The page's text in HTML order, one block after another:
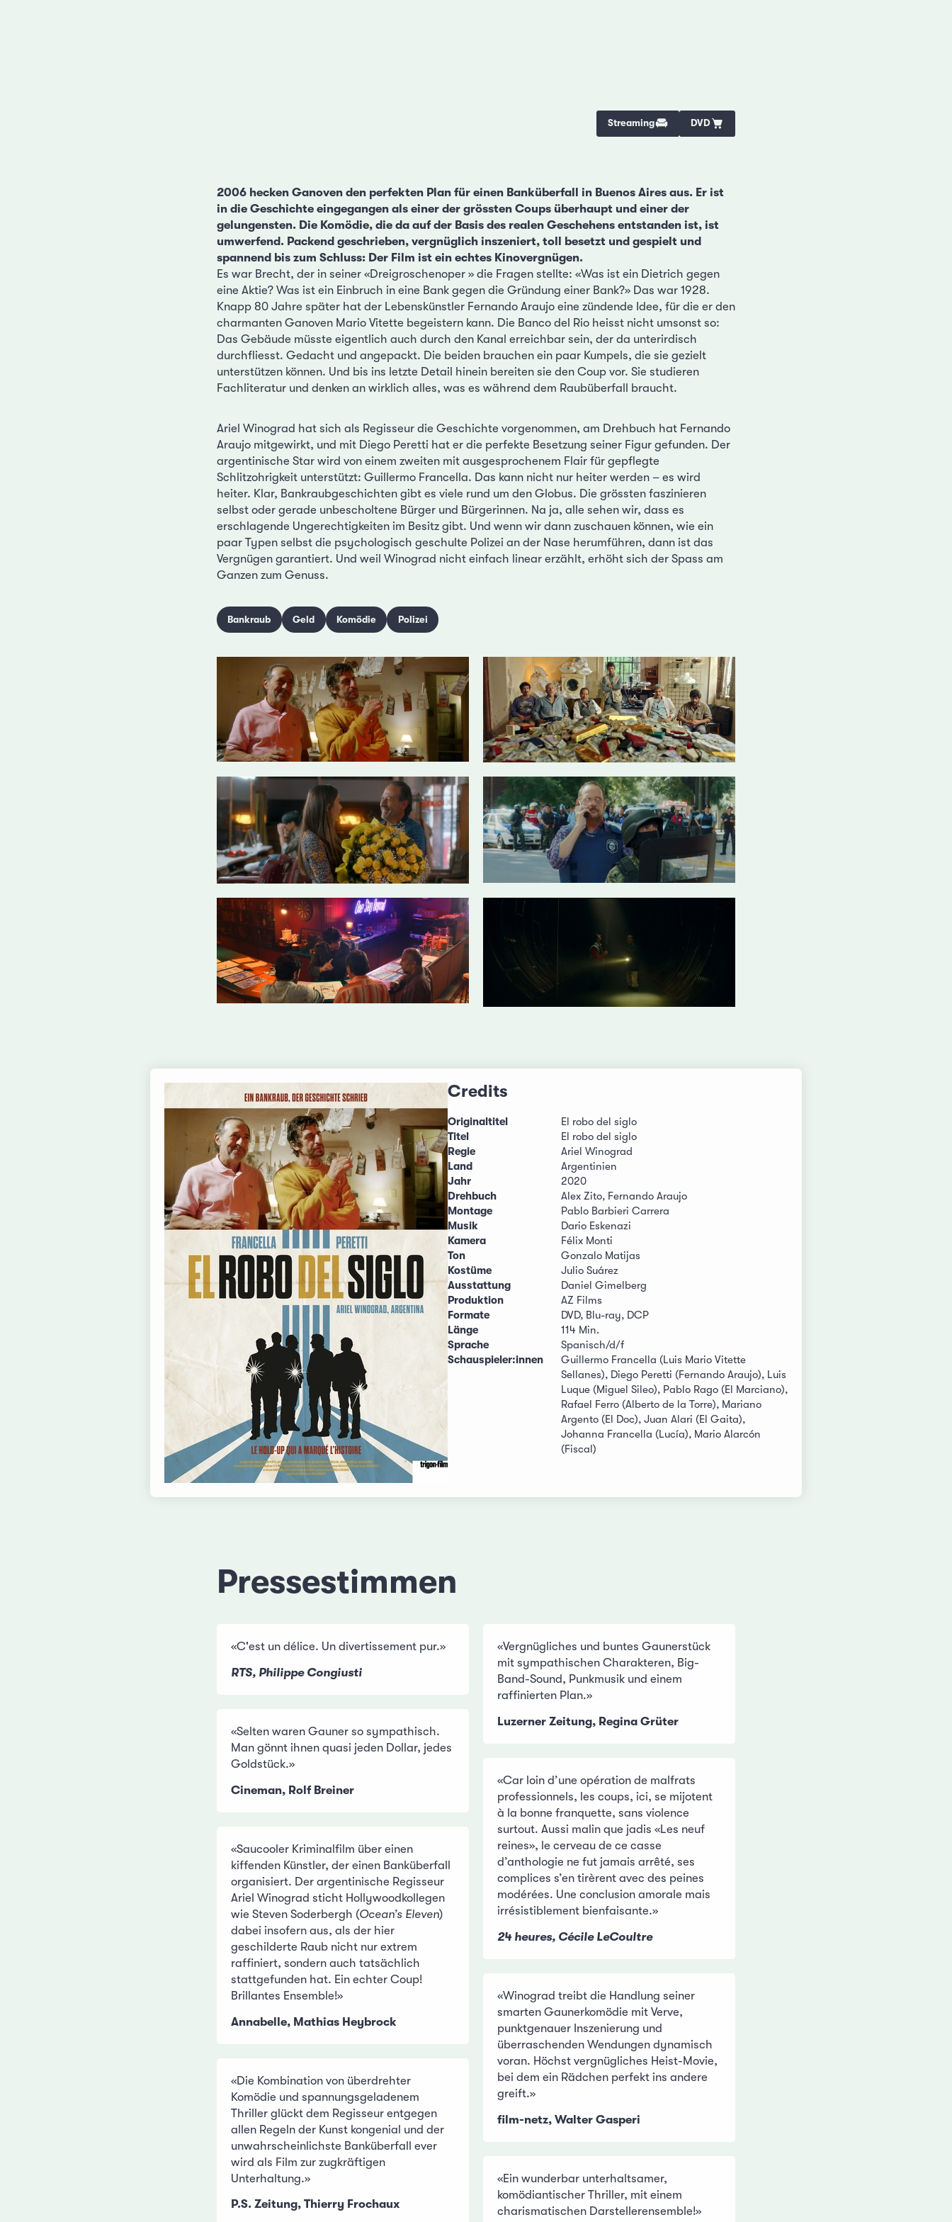
Streaming DVD
2006 hecken Ganoven den perfekten Plan für einen Banküberfall in Buenos Aires aus. Er ist
in die Geschichte eingegangen als einer der grössten Coups überhaupt und einer der
gelungensten. Die Komödie, die da auf der Basis des realen Geschehens entstanden ist, ist
umwerfend. Packend geschrieben, vergnüglich inszeniert, toll besetzt und gespielt und
spannend bis zum Schluss: Der Film ist ein echtes Kinovergnügen.
Es war Brecht, der in seiner «Dreigroschenoper » die Fragen stellte: «Was ist ein Dietrich gegen
eine Aktie? Was ist ein Einbruch in eine Bank gegen die Gründung einer Bank?» Das war 1928.
Knapp 80 Jahre später hat der Lebenskünstler Fernando Araujo eine zündende Idee, für die er den
charmanten Ganoven Mario Vitette begeistern kann. Die Banco del Rio heisst nicht umsonst so:
Das Gebäude müsste eigentlich auch durch den Kanal erreichbar sein, der da unterirdisch
durchfliesst. Gedacht und angepackt. Die beiden brauchen ein paar Kumpels, die sie gezielt
unterstützen können. Und bis ins letzte Detail hinein bereiten sie den Coup vor. Sie studieren
Fachliteratur und denken an wirklich alles, was es während dem Raubüberfall braucht.
Ariel Winograd hat sich als Regisseur die Geschichte vorgenommen, am Drehbuch hat Fernando
Araujo mitgewirkt, und mit Diego Peretti hat er die perfekte Besetzung seiner Figur gefunden. Der
argentinische Star wird von einem zweiten mit ausgesprochenem Flair für gepflegte
Schlitzohrigkeit unterstützt: Guillermo Francella. Das kann nicht nur heiter werden – es wird
heiter. Klar, Bankraubgeschichten gibt es viele rund um den Globus. Die grössten faszinieren
selbst oder gerade unbescholtene Bürger und Bürgerinnen. Na ja, alle sehen wir, dass es
erschlagende Ungerechtigkeiten im Besitz gibt. Und wenn wir dann zuschauen können, wie ein
paar Typen selbst die psychologisch geschulte Polizei an der Nase herumführen, dann ist das
Vergnügen garantiert. Und weil Winograd nicht einfach linear erzählt, erhöht sich der Spass am
Ganzen zum Genuss.
Bankraub Geld Komödie Polizei
Credits
Originaltitel
El robo del siglo
Titel
El robo del siglo
Regie
Ariel Winograd
Land
Argentinien
Jahr
2020
Drehbuch
Alex Zito, Fernando Araujo
Montage
Pablo Barbieri Carrera
Musik
Dario Eskenazi
Kamera
Félix Monti
Ton
Gonzalo Matijas
Kostüme
Julio Suárez
Ausstattung
Daniel Gimelberg
Produktion
AZ Films
Formate
DVD, Blu-ray, DCP
Länge
114 Min.
Sprache
Spanisch/d/f
Schauspieler:innen
Guillermo Francella (Luis Mario Vitette
Sellanes), Diego Peretti (Fernando Araujo), Luis
Luque (Miguel Sileo), Pablo Rago (El Marciano),
Rafael Ferro (Alberto de la Torre), Mariano
Argento (El Doc), Juan Alari (El Gaita),
Johanna Francella (Lucía), Mario Alarcón
(Fiscal)
Pressestimmen
«C'est un délice. Un divertissement pur.»
RTS, Philippe Congiusti
«Selten waren Gauner so sympathisch.
Man gönnt ihnen quasi jeden Dollar, jedes
Goldstück.»
Cineman, Rolf Breiner
«Saucooler Kriminalfilm über einen
kiffenden Künstler, der einen Banküberfall
organisiert. Der argentinische Regisseur
Ariel Winograd sticht Hollywoodkollegen
wie Steven Soderbergh (Ocean’s Eleven)
dabei insofern aus, als der hier
geschilderte Raub nicht nur extrem
raffiniert, sondern auch tatsächlich
stattgefunden hat. Ein echter Coup!
Brillantes Ensemble!»
Annabelle, Mathias Heybrock
«Die Kombination von überdrehter
Komödie und spannungsgeladenem
Thriller glückt dem Regisseur entgegen
allen Regeln der Kunst kongenial und der
unwahrscheinlichste Banküberfall ever
wird als Film zur zugkräftigen
Unterhaltung.»
P.S. Zeitung, Thierry Frochaux
«Vergnügliches und buntes Gaunerstück
mit sympathischen Charakteren, Big-
Band-Sound, Punkmusik und einem
raffinierten Plan.»
Luzerner Zeitung, Regina Grüter
«Car loin d’une opération de malfrats
professionnels, les coups, ici, se mijotent
à la bonne franquette, sans violence
surtout. Aussi malin que jadis «Les neuf
reines», le cerveau de ce casse
d’anthologie ne fut jamais arrêté, ses
complices s’en tirèrent avec des peines
modérées. Une conclusion amorale mais
irrésistiblement bienfaisante.»
24 heures, Cécile LeCoultre
«Winograd treibt die Handlung seiner
smarten Gaunerkomödie mit Verve,
punktgenauer Inszenierung und
überraschenden Wendungen dynamisch
voran. Höchst vergnügliches Heist-Movie,
bei dem ein Rädchen perfekt ins andere
greift.»
film-netz, Walter Gasperi
«Ein wunderbar unterhaltsamer,
komödiantischer Thriller, mit einem
charismatischen Darstellerensemble!»